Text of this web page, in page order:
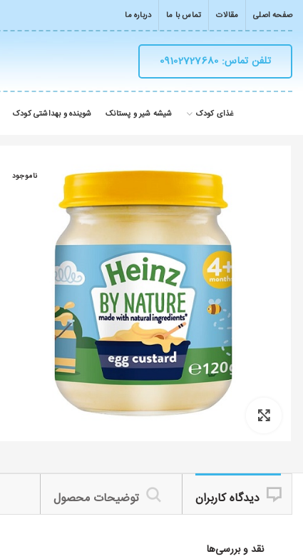
صفحه اصلی مقالات تماس با ما درباره ما
تلفن تماس: 09102727680
غذای کودک شیشه شیر و پستانک شوینده و بهداشتی کودک
ناموجود
Click to enlarge
دیدگاه کاربران توضیحات محصول
نقد و بررسی‌ها